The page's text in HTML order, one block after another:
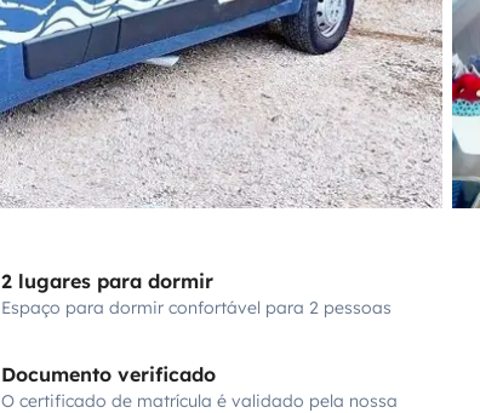
2 lugares para dormir
Espaço para dormir confortável para 2 pessoas
Documento verificado
O certificado de matrícula é validado pela nossa